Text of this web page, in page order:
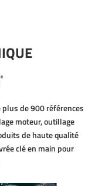
plus de 900 références
moteur, outillage
de haute qualité
clé en main pour